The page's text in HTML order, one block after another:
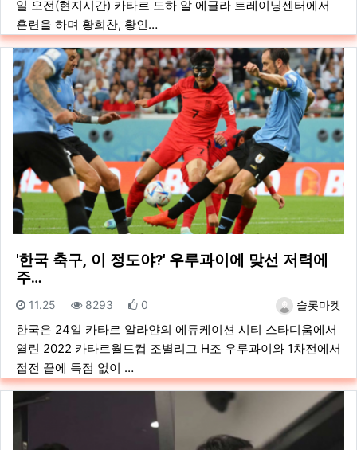
일 오전(현지시간) 카타르 도하 알 에글라 트레이닝센터에서
훈련을 하며 황희찬, 황인…
'한국 축구, 이 정도야?' 우루과이에 맞선 저력에
주…
등록자슬롯마켓
등록일
11.25 조회
8293 추천
0
한국은 24일 카타르 알라얀의 에듀케이션 시티 스타디움에서
열린 2022 카타르월드컵 조별리그 H조 우루과이와 1차전에서
접전 끝에 득점 없이 …